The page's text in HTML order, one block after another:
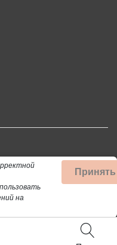
права защищены.
только при
материал.
офертой, определяемой
(2) ГК РФ.
на
Принять